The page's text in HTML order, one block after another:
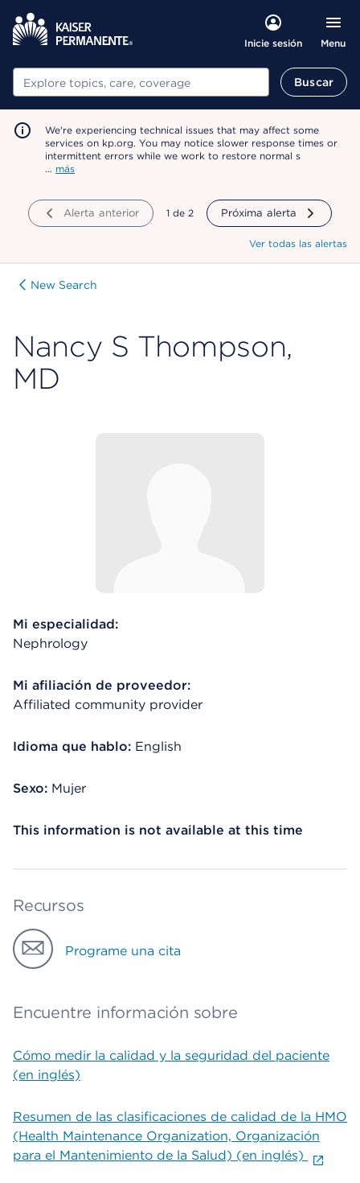
Inicie sesión Menu
Buscar Buscar
We're experiencing technical issues that may affect some
services on kp.org. You may notice slower response times or
intermittent errors while we work to restore normal s
… más
Alerta anterior mostrando
1 de 2 Próxima alerta
Ver todas las alertas
New Search
Nancy S Thompson,
MD
Mi especialidad:
Nephrology
Mi afiliación de proveedor:
Affiliated community provider
Idioma que hablo: English
Sexo: Mujer
This information is not available at this time
Recursos
Programe una cita
Encuentre información sobre
Cómo medir la calidad y la seguridad del paciente
(en inglés)
Resumen de las clasificaciones de calidad de la HMO
(Health Maintenance Organization, Organización
para el Mantenimiento de la Salud) (en inglés)